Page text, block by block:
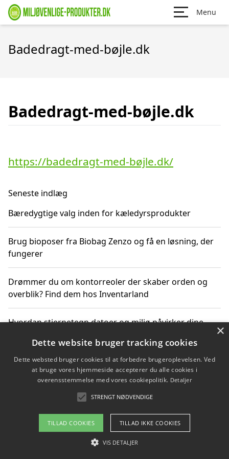
Menu
Badedragt-med-bøjle.dk
Badedragt-med-bøjle.dk
https://badedragt-med-bøjle.dk/
Seneste indlæg
Bæredygtige valg inden for kæledyrsprodukter
Brug bioposer fra Biobag Zenzo og få en løsning, der
fungerer
Drømmer du om kontorreoler der skaber orden og
overblik? Find dem hos Inventarland
Hvordan stjernetegn datoer og miljø påvirker dine
Bæredygtige gadgets til en grønnere hverdag
Om / kontakt
Blog Betingelser
×
Dette website bruger tracking cookies
Dette websted bruger cookies til at forbedre brugeroplevelsen. Ved
at bruge vores hjemmeside accepterer du alle cookies i
overensstemmelse med vores cookiepolitik. Detaljer
STRENGT NØDVENDIGE
TILLAD COOKIES TILLAD IKKE COOKIES
VIS DETALJER